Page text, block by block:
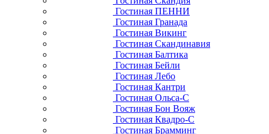
Гостиная ПЕННИ
Гостиная Гранада
Гостиная Викинг
Гостиная Скандинавия
Гостиная Балтика
Гостиная Бейли
Гостиная Лебо
Гостиная Кантри
Гостиная Ольса-С
Гостиная Бон Вояж
Гостиная Квадро-С
Гостиная Брамминг